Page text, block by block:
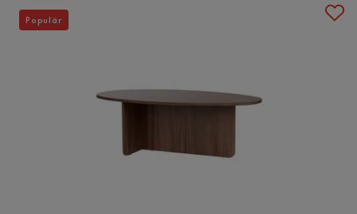
Populär